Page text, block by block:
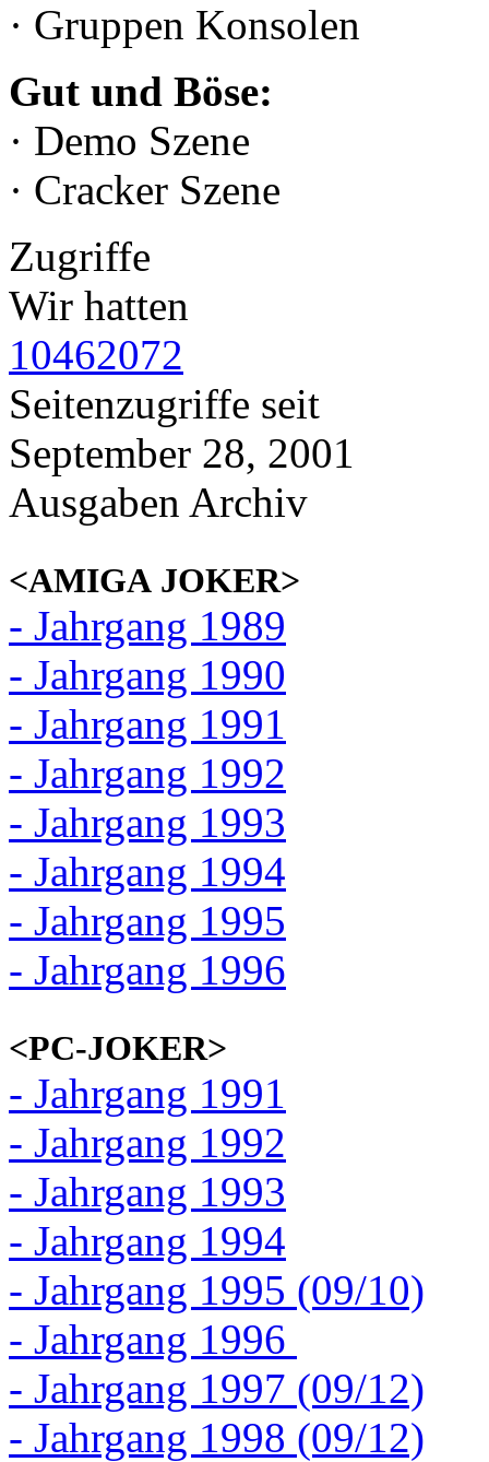
· Gruppen Konsolen
Gut und Böse:
· Demo Szene
· Cracker Szene
Zugriffe
Wir hatten
10462072
Seitenzugriffe seit
September 28, 2001
Ausgaben Archiv
<AMIGA JOKER>
- Jahrgang 1989
- Jahrgang 1990
- Jahrgang 1991
- Jahrgang 1992
- Jahrgang 1993
- Jahrgang 1994
- Jahrgang 1995
- Jahrgang 1996
<PC-JOKER>
- Jahrgang 1991
- Jahrgang 1992
- Jahrgang 1993
- Jahrgang 1994
- Jahrgang 1995 (09/10)
- Jahrgang 1996
- Jahrgang 1997 (09/12)
- Jahrgang 1998 (09/12)